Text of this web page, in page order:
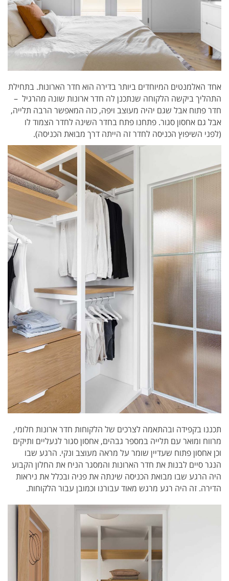
אחד האלמנטים המיוחדים ביותר בדירה הוא חדר הארונות. בתחילת
התהליך ביקשה הלקוחה שנתכנן לה חדר ארונות שונה מהרגיל –
חדר פתוח אבל שגם יהיה מעוצב ויפה, כזה המאפשר הרבה תלייה,
אבל גם אחסון סגור. פתחנו פתח בחדר השינה לחדר הצמוד לו
(לפני השיפוץ הכניסה לחדר זה הייתה דרך מבואת הכניסה).
תכננו בקפידה ובהתאמה לצרכים של הלקוחות חדר ארונות חלומי,
מרווח ומואר עם תלייה במספר גבהים, אחסון סגור לנעליים ותיקים
וכן אחסון פתוח שעדיין שומר על מראה מעוצב ונקי. הרגע שבו
הנגר סיים לבנות את חדר הארונות והמסגר הניח את החלון הקבוע
היה הרגע שבו מבואת הכניסה שינתה את פניה ובכלל את ניראות
הדירה. זה היה רגע מרגש מאוד עבורנו וכמובן עבור הלקוחות.